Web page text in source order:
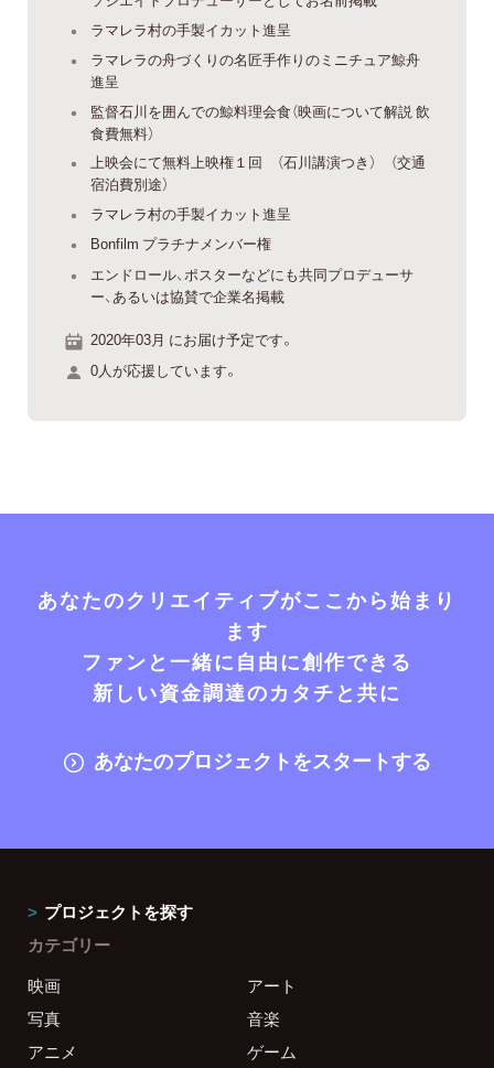
ラマレラ村の手製イカット進呈
ラマレラの舟づくりの名匠手作りのミニチュア鯨舟
進呈
監督石川を囲んでの鯨料理会食（映画について解説 飲
食費無料）
上映会にて無料上映権１回 （石川講演つき） （交通
宿泊費別途）
ラマレラ村の手製イカット進呈
Bonfilm プラチナメンバー権
エンドロール、ポスターなどにも共同プロデューサ
ー、あるいは協賛で企業名掲載
2020年03月 にお届け予定です。
0人が応援しています。
あなたのクリエイティブがここから始まり
ます
ファンと一緒に自由に創作できる
新しい資金調達のカタチと共に
あなたのプロジェクトをスタートする
プロジェクトを探す
カテゴリー
映画
アート
写真
音楽
アニメ
ゲーム